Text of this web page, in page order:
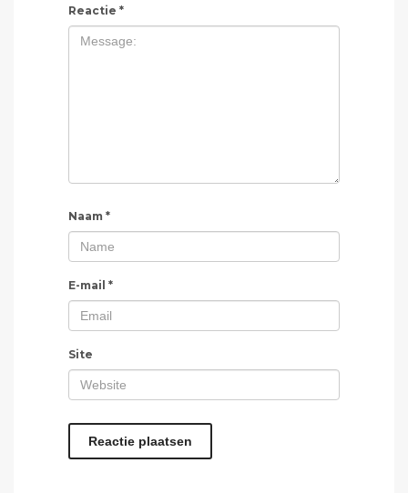
Reactie *
Naam *
E-mail *
Site